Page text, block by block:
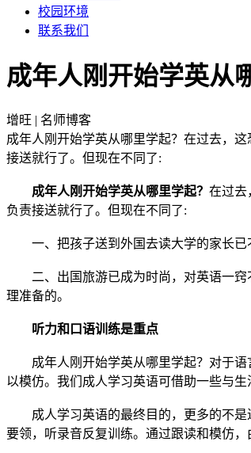
校园环境
联系我们
成年人刚开始学英从
增旺 | 名师博客
成年人刚开始学英从哪里学起？在过去，
接送就行了。但现在不同了:
成年人刚开始学英从哪里学起？ 在过去
负责接送就行了。但现在不同了:
一、把孩子送到外国去读大学的家长
二、出国旅游已成为时尚，对英语一
理准备的。
听力和口语训练是重点
成年人刚开始学英从哪里学起？对于
以模仿。我们成人学习英语可借助一些与
成人学习英语的最终目的，更多的不
要领，听录音反复训练。通过跟读和模仿